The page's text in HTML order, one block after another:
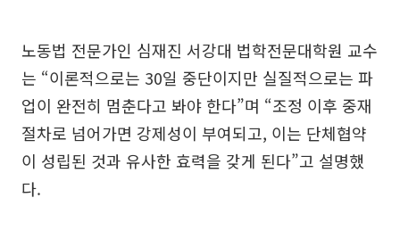
노동법 전문가인 심재진 서강대 법학전문대학원 교수
는 “이론적으로는 30일 중단이지만 실질적으로는 파
업이 완전히 멈춘다고 봐야 한다”며 “조정 이후 중재
절차로 넘어가면 강제성이 부여되고, 이는 단체협약
이 성립된 것과 유사한 효력을 갖게 된다”고 설명했
다.